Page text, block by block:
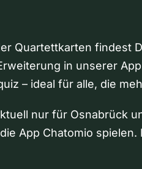
Quartettkarten findest
in unserer
– ideal für alle, die
nur für Osnabrück
App Chatomio